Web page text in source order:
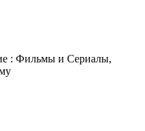
: Фильмы и Сериалы,